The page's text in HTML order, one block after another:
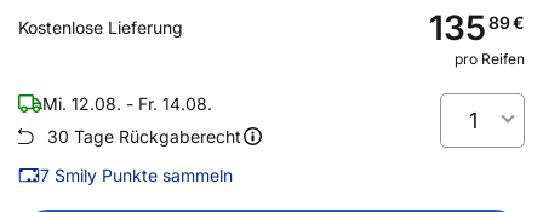
Kostenlose Lieferung 13589€
pro Reifen
Mi. 12.08. - Fr. 14.08.
30 Tage Rückgaberecht
7 Smily Punkte sammeln
1